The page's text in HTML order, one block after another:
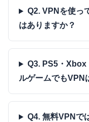
Q2. VPNを使っ
はありますか？
Q3. PS5・
ルゲームでもVPN
Q4. 無料VPNで